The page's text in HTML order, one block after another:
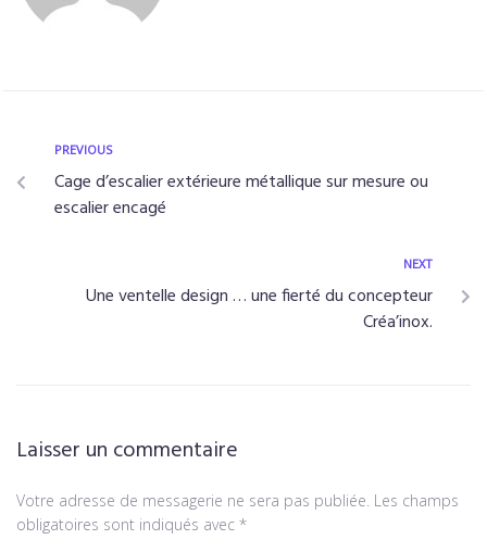
PREVIOUS
Cage d’escalier extérieure métallique sur mesure ou
escalier encagé
NEXT
Une ventelle design … une fierté du concepteur
Créa’inox.
Laisser un commentaire
Votre adresse de messagerie ne sera pas publiée. Les champs
obligatoires sont indiqués avec *